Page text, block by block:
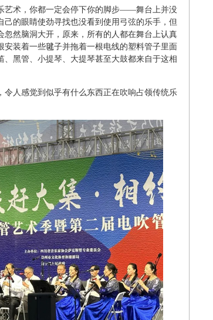
艺术，你都一定会停下你的脚步——舞台上并没
的眼睛使劲寻找也没看到使用弓弦的乐手，但
然脑洞大开，原来，所有的人都在舞台上认真
装着一些毽子并拖着一根电线的塑料管子里面
黑管、小提琴、大提琴甚至大鼓都来自于这相
人感觉到似乎有什么东西正在吹响占领传统乐